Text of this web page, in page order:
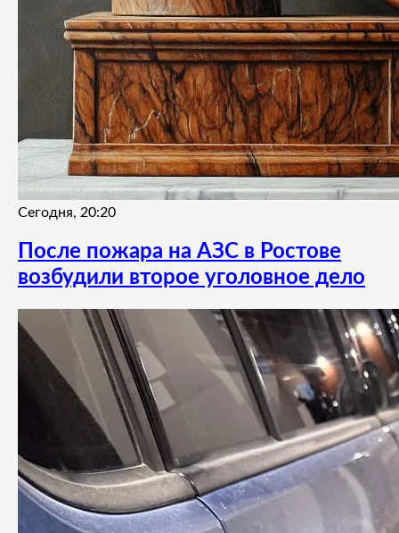
Сегодня, 20:20
После пожара на АЗС в Ростове
возбудили второе уголовное дело